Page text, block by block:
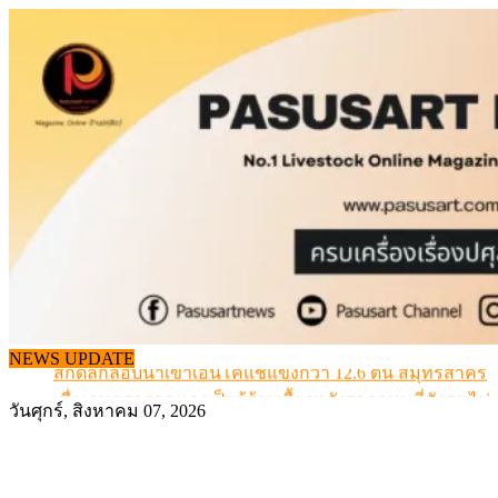
content
NEWS UPDATE
สกัดลักลอบนำเข้าเอ็นโคแช่แข็งกว่า 12.6 ตัน สมุทรสาคร
เมื่อเกษตรกรถูกมองเป็นผู้ร้ายเบื้องหลังราคาหมูที่สังคมไม่
สุดอั้น! ไข่ไก่หน้าฟาร์มปรับขึ้นอีก 6 บาท/แผง เริ่ม 7 ส.ค.69
วันศุกร์, สิงหาคม 07, 2026